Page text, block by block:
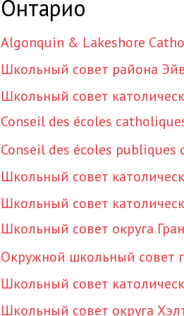
Онтарио
Algonquin & Lakeshore
Школьный совет района
Школьный совет
Conseil des écoles
Conseil des écoles publiques
Школьный совет
Школьный совет
Школьный совет округа
Окружной школьный совет
Школьный совет
Школьный совет округа